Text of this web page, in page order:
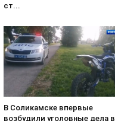
ст...
В Соликамске впервые
возбудили уголовные дела в